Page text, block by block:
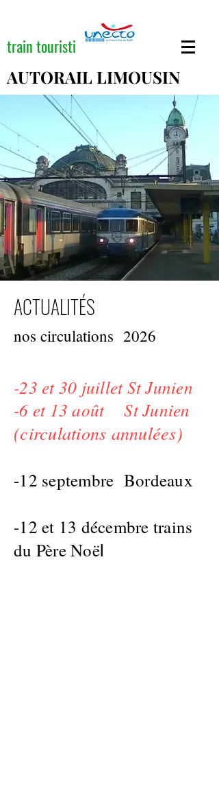
train touristique
AUTORAIL LIMOUSIN
ACTUALITÉS
nos circulations 2026
​-23 et 30 juillet St Junien
-6 et 13 août St Junien
(circulations annulées)
-12 septembre Bordeaux
-12 et 13 décembre trains
du Père Noël